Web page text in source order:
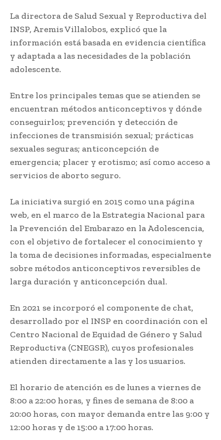
La directora de Salud Sexual y Reproductiva del
INSP, Aremis Villalobos, explicó que la
información está basada en evidencia científica
y adaptada a las necesidades de la población
adolescente.
Entre los principales temas que se atienden se
encuentran métodos anticonceptivos y dónde
conseguirlos; prevención y detección de
infecciones de transmisión sexual; prácticas
sexuales seguras; anticoncepción de
emergencia; placer y erotismo; así como acceso a
servicios de aborto seguro.
La iniciativa surgió en 2015 como una página
web, en el marco de la Estrategia Nacional para
la Prevención del Embarazo en la Adolescencia,
con el objetivo de fortalecer el conocimiento y
la toma de decisiones informadas, especialmente
sobre métodos anticonceptivos reversibles de
larga duración y anticoncepción dual.
En 2021 se incorporó el componente de chat,
desarrollado por el INSP en coordinación con el
Centro Nacional de Equidad de Género y Salud
Reproductiva (CNEGSR), cuyos profesionales
atienden directamente a las y los usuarios.
El horario de atención es de lunes a viernes de
8:00 a 22:00 horas, y fines de semana de 8:00 a
20:00 horas, con mayor demanda entre las 9:00 y
12:00 horas y de 15:00 a 17:00 horas.